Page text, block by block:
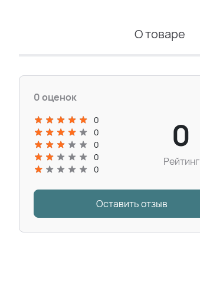
О товаре
0 оценок
0
0
0
0
0
0
Рейтинг
Оставить отзыв